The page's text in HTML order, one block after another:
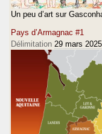
Un peu d’art sur
Pays d’Armagnac #1
Délimitation 29 mars 2025